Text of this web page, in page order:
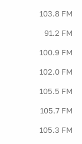
103.8 FM
91.2 FM
100.9 FM
102.0 FM
105.5 FM
105.7 FM
105.3 FM